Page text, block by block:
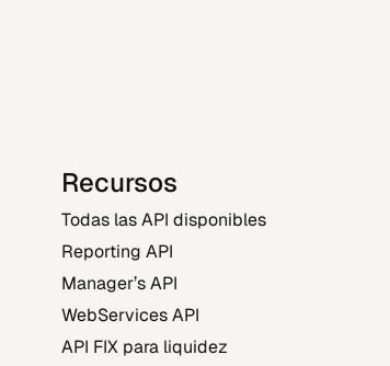
Recursos
Todas las API disponibles
Reporting API
Manager’s API
WebServices API
API FIX para liquidez